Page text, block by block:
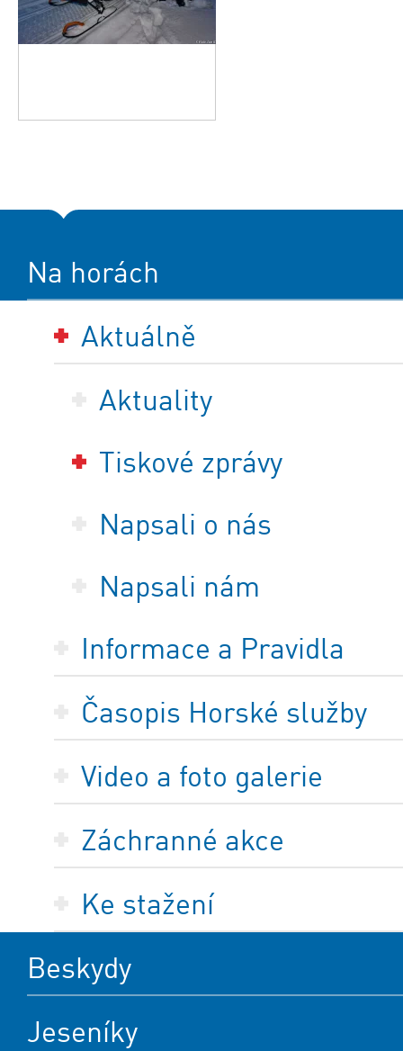
Na horách
Aktuálně
Aktuality
Tiskové zprávy
Napsali o nás
Napsali nám
Informace a Pravidla
Časopis Horské služby
Video a foto galerie
Záchranné akce
Ke stažení
Beskydy
Jeseníky